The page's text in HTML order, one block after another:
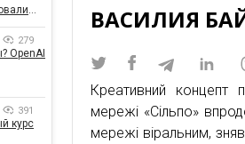
ВАСИЛИЯ
Креативний концепт
мережі «Сільпо»
мережі віральним,
279
OpenAI
391
курс